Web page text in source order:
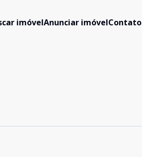
imóvelAnunciar imóvelContato